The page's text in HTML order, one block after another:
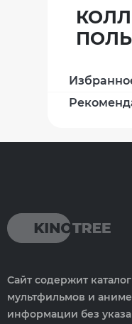
Сайт содержит
мультфильмов и
информации без